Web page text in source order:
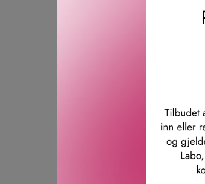
· Lanolin Wax er kjent for sine
· Carnuba Wax gjør at håret
· Amino acids er rik på